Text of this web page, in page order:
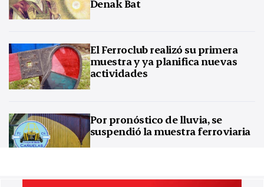
Denak Bat
El Ferroclub realizó su primera
muestra y ya planifica nuevas
actividades
Por pronóstico de lluvia, se
suspendió la muestra ferroviaria